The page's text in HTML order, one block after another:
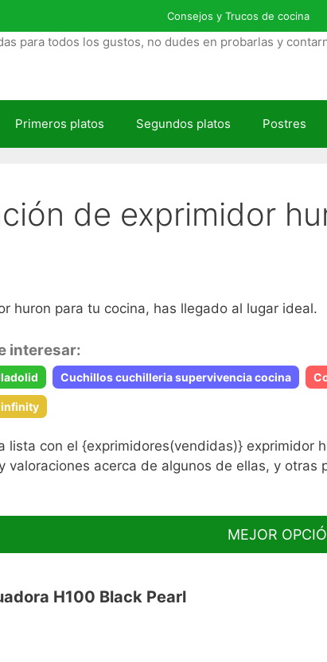
Consejos y Trucos de cocina
para todos los gustos, no dudes en probarlas y
Primeros platos Segundos platos Postres
de exprimidor
huron para tu cocina, has llegado al lugar ideal.
interesar:
Cuchillos cuchilleria supervivencia cocina
infinity
lista con el {exprimidores(vendidas)} exprimidor
valoraciones acerca de algunos de ellas, y
MEJOR
H100 Black Pearl